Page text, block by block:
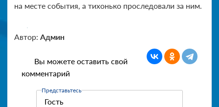
на месте события, а тихонько проследовали за ним.
Автор: Админ
Вы можете оставить свой
комментарий
Представьтесь